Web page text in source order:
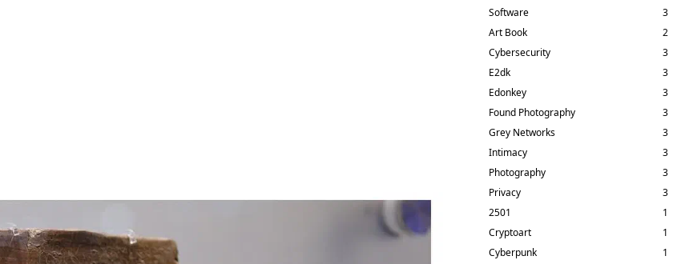
Software
3
Art Book
2
Cybersecurity
3
E2dk
3
Edonkey
3
Found Photography
3
Grey Networks
3
Intimacy
3
Photography
3
Privacy
3
2501
1
Cryptoart
1
Cyberpunk
1